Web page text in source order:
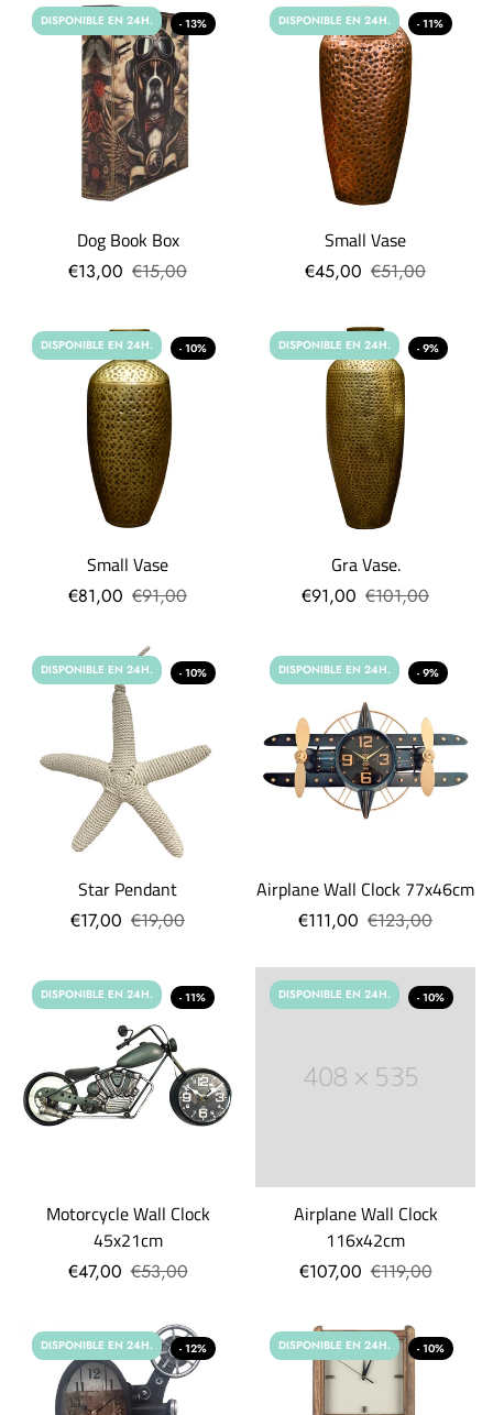
DISPONIBLE EN 24H. - 13%
Dog Book Box
€13,00 €15,00
DISPONIBLE EN 24H. - 11%
Small Vase
€45,00 €51,00
DISPONIBLE EN 24H. - 10%
Small Vase
€81,00 €91,00
DISPONIBLE EN 24H. - 9%
Gra Vase.
€91,00 €101,00
DISPONIBLE EN 24H. - 10%
Star Pendant
€17,00 €19,00
DISPONIBLE EN 24H. - 9%
Airplane Wall Clock 77x46cm
€111,00 €123,00
DISPONIBLE EN 24H. - 11%
Motorcycle Wall Clock
45x21cm
€47,00 €53,00
DISPONIBLE EN 24H. - 10%
Airplane Wall Clock
116x42cm
€107,00 €119,00
DISPONIBLE EN 24H. - 12% DISPONIBLE EN 24H. - 10%